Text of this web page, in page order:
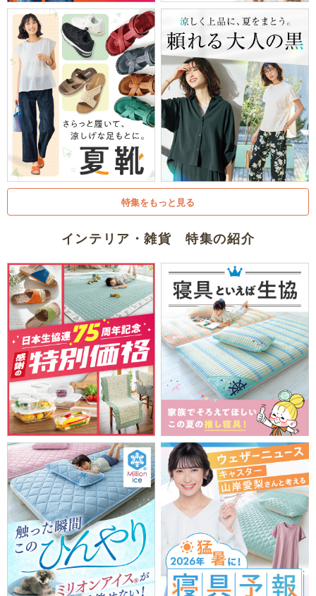
特集をもっと見る
インテリア・雑貨 特集の紹介